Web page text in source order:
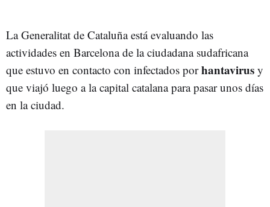
La Generalitat de Cataluña está evaluando las
actividades en Barcelona de la ciudadana sudafricana
que estuvo en contacto con infectados porhantavirus y
que viajó luego a la capital catalana para pasar unos días
en la ciudad.